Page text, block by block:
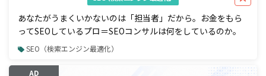
あなたがうまくいかないのは「担当者」だから。お金をもら
ってSEOしているプロ＝SEOコンサルは何をしているのか。
SEO（検索エンジン最適化）
AD